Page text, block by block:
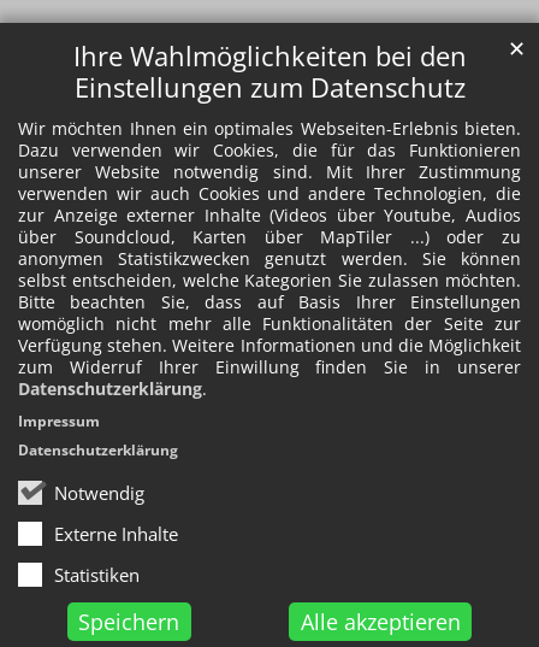
Ihre Wahlmöglichkeiten bei den
Einstellungen zum Datenschutz
Wir möchten Ihnen ein optimales Webseiten-Erlebnis bieten.
Dazu verwenden wir Cookies, die für das Funktionieren
unserer Website notwendig sind. Mit Ihrer Zustimmung
verwenden wir auch Cookies und andere Technologien, die
zur Anzeige externer Inhalte (Videos über Youtube, Audios
über Soundcloud, Karten über MapTiler ...) oder zu
anonymen Statistikzwecken genutzt werden. Sie können
selbst entscheiden, welche Kategorien Sie zulassen möchten.
Bitte beachten Sie, dass auf Basis Ihrer Einstellungen
womöglich nicht mehr alle Funktionalitäten der Seite zur
Verfügung stehen. Weitere Informationen und die Möglichkeit
zum Widerruf Ihrer Einwillung finden Sie in unserer
Datenschutzerklärung.
Notwendig
Externe Inhalte
Statistiken
Speichern Alle akzeptieren
✕
Impressum
Datenschutzerklärung